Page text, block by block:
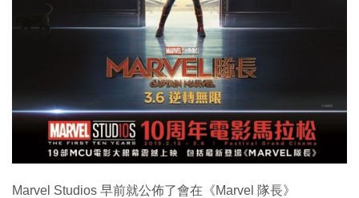
Enterprise Digital Transformation
Marvel Studios 早前就公佈了會在《Marvel 隊長》